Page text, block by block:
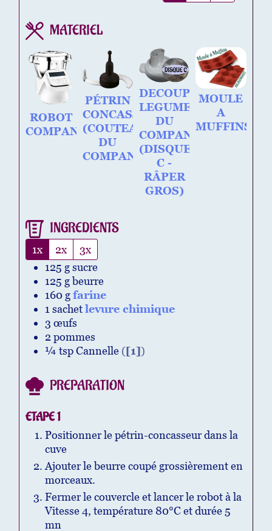
MATERIEL
ROBOT
COMPANION
PÉTRIN
CONCASSEUR
(COUTEAU
DU
COMPANION)
DECOUPE
LEGUMES
DU
COMPANION
(DISQUE
C -
RÂPER
GROS)
MOULE
A
MUFFINS
INGREDIENTS
1x 2x
3x
125 g sucre
125 g beurre
160 g farine
1 sachetlevure chimique
3 œufs
2 pommes
¼tsp Cannelle ([1])
PREPARATION
ETAPE 1
Positionner le pétrin-concasseur dans la
cuve
Ajouter le beurre coupé grossièrement en
morceaux.
Fermer le couvercle et lancer le robot à la
Vitesse 4, température 80°C et durée 5
mn